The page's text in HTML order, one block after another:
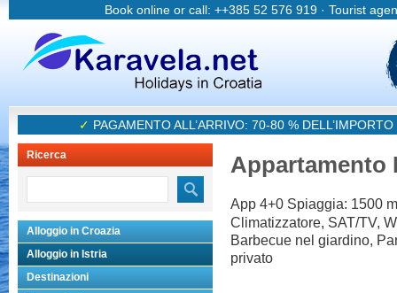
Book online or call: ++385 52 576 919 · Tourist
✓ PAGAMENTO ALL’ARRIVO: 70-80 % DELL’IMPORTO
Ricerca
Alloggio in Croazia
Alloggio in Istria
Destinazioni
Appartamento
App 4+0 Spiaggia: 1500
Climatizzatore, SAT/TV,
Barbecue nel giardino,
privato